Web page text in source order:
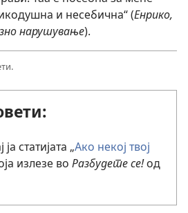
и несебична“ (Енрико,
нарушување).
статијата „Ако некој твој
излезе во Разбудете се!од